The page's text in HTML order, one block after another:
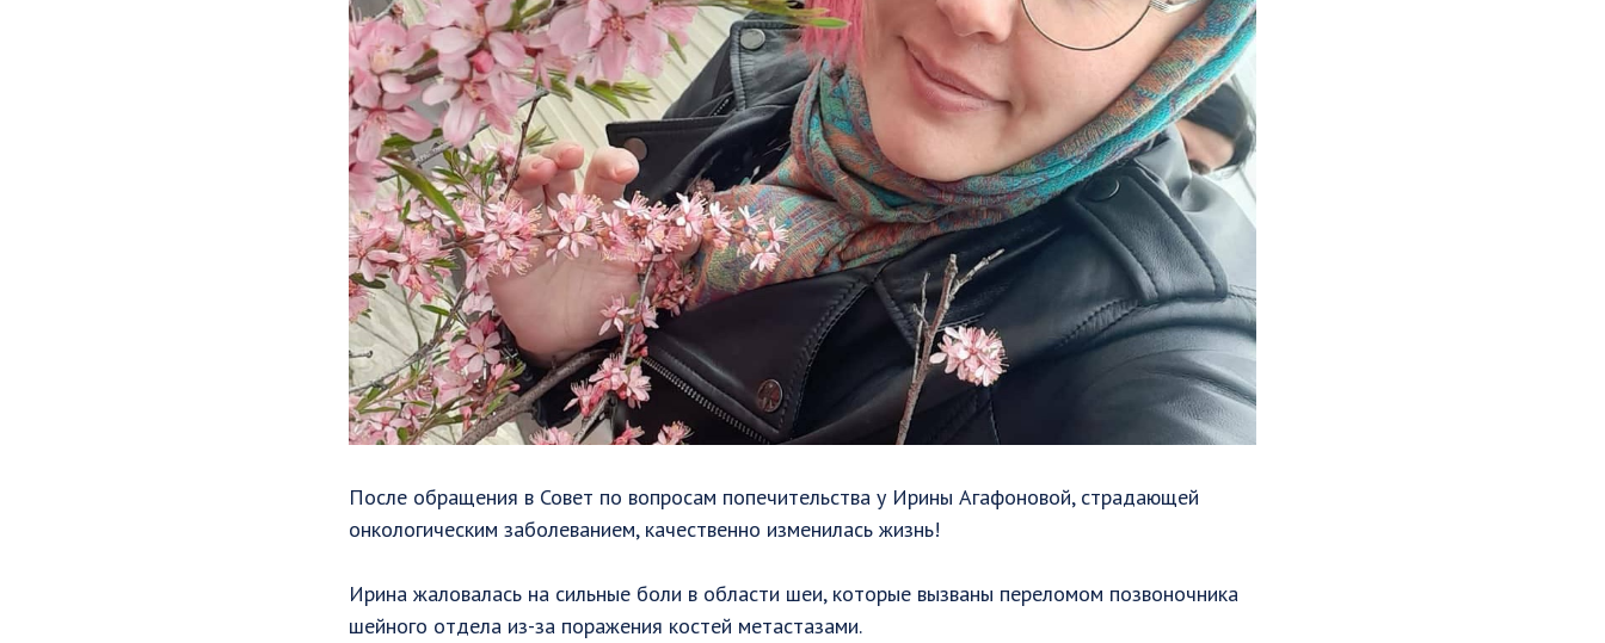
После обращения в Совет по вопросам попечительства у Ирины Агафоновой, страдающей
онкологическим заболеванием, качественно изменилась жизнь! ⠀
Ирина жаловалась на сильные боли в области шеи, которые вызваны переломом позвоночника
шейного отдела из-за поражения костей метастазами. ⠀